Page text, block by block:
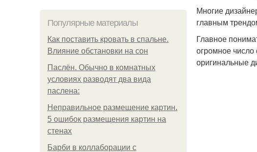
Популярные материалы
Как поставить кровать в спальне.
Влияние обстановки на сон
Паслён. Обычно в комнатных
условиях разводят два вида
паслена:
Неправильное размещение картин.
5 ошибок размещения картин на
стенах
Барби в коллаборации с
Многие
главным
Главное
огромное число
оригинальные